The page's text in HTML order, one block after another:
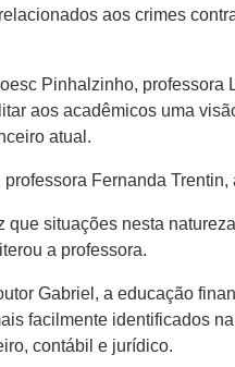
aos crimes
Pinhalzinho, professora
aos acadêmicos uma
atual.
Fernanda Trentin,
situações nesta
a professora.
Gabriel, a educação
facilmente identificados
contábil e jurídico.